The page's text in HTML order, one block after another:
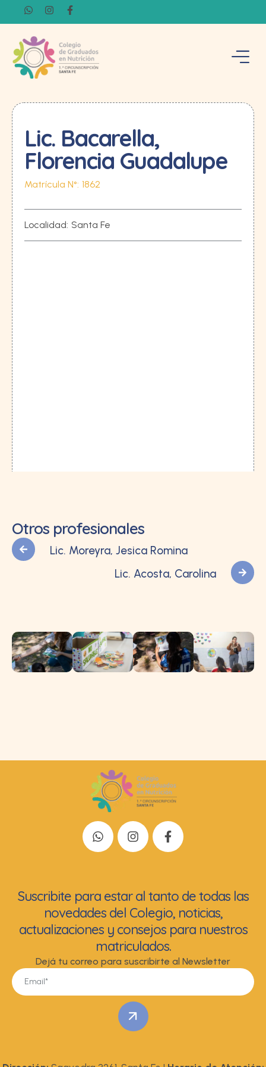
Lic. Bacarella,
Florencia Guadalupe
Matrícula N°: 1862
Localidad: Santa Fe
Otros profesionales
Lic. Moreyra, Jesica Romina
Lic. Acosta, Carolina
Suscribite para estar al tanto de todas las
novedades del Colegio, noticias,
actualizaciones y consejos para nuestros
matriculados.
Dejá tu correo para suscribirte al Newsletter